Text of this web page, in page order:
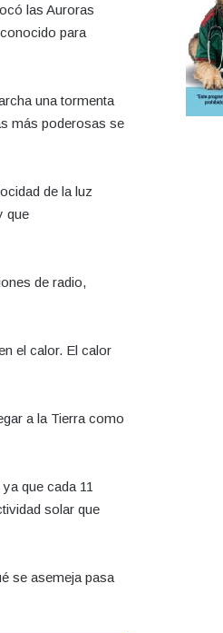
las Auroras
para
una tormenta
más poderosas se
de la luz
que
de radio,
el calor. El calor
a la Tierra como
que cada 11
solar que
se asemeja pasa